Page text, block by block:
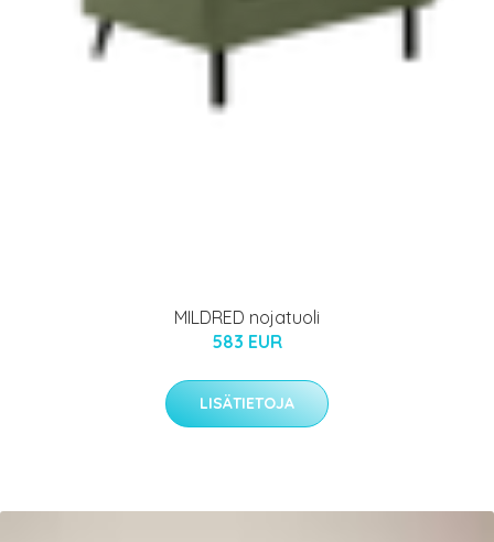
MILDRED nojatuoli
583 EUR
LISÄTIETOJA